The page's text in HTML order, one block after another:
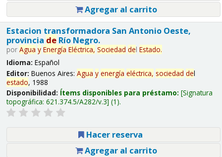
Agregar al carrito
Estacion transformadora San Antonio Oeste,
provincia deRío Negro.
por Agua y Energía Eléctrica, Sociedad del Estado.
Idioma: Español
Editor: Buenos Aires: Agua y energía eléctrica, sociedad del
estado, 1988
Disponibilidad: Ítems disponibles para préstamo: Signatura
topográfica: 621.374.5/A282/v.3 (1).
Hacer reserva
Agregar al carrito